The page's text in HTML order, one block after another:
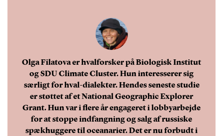
Olga Filatova er hvalforsker på Biologisk Institut
og SDU Climate Cluster. Hun interesserer sig
særligt for hval-dialekter. Hendes seneste studie
er støttet af et National Geographic Explorer
Grant. Hun var i flere år engageret i lobbyarbejde
for at stoppe indfangning og salg af russiske
spækhuggere til oceanarier. Det er nu forbudt i